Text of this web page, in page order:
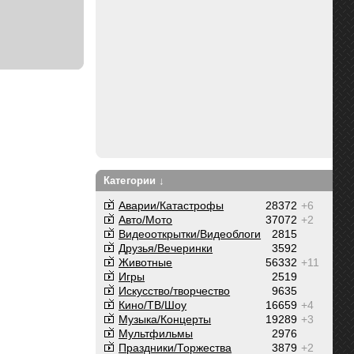
Категории ↓
+6
28372
Аварии/Катастрофы
+2
37072
Авто/Мото
2815
Видеооткрытки/Видеоблоги
3592
Друзья/Вечеринки
+11
56332
Животные
2519
Игры
9635
Искусство/творчество
+4
16659
Кино/ТВ/Шоу
+3
19289
Музыка/Концерты
2976
Мультфильмы
+2
3879
Праздники/Торжества